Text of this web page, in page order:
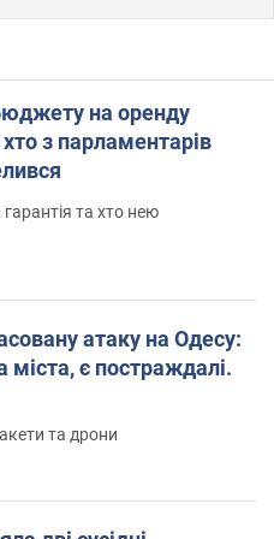
на оренду
з парламентарів
та хто нею
атаку на Одесу:
міста, є постраждалі.
та дрони